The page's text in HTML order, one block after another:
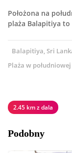
Położona na
plaża Balapitiya
Balapitiya, Sri
Plaża w
2.45 km z dala
Podobny